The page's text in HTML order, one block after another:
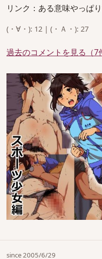
リンク：ある意味やっぱ
(・∀・): 12 | (・Ａ・): 27
過去のコメントを見る（7
since 2005/6/29